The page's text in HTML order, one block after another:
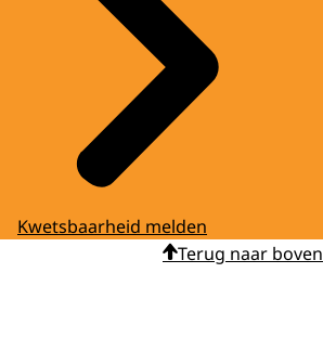
Kwetsbaarheid melden
Terug naar boven